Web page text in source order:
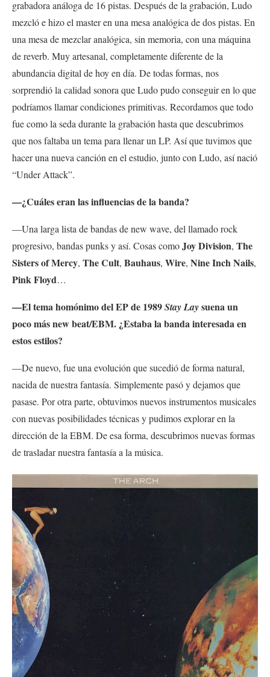
grabadora análoga de 16 pistas. Después de la grabación, Ludo
mezcló e hizo el master en una mesa analógica de dos pistas. En
una mesa de mezclar analógica, sin memoria, con una máquina
de reverb. Muy artesanal, completamente diferente de la
abundancia digital de hoy en día. De todas formas, nos
sorprendió la calidad sonora que Ludo pudo conseguir en lo que
podríamos llamar condiciones primitivas. Recordamos que todo
fue como la seda durante la grabación hasta que descubrimos
que nos faltaba un tema para llenar un LP. Así que tuvimos que
hacer una nueva canción en el estudio, junto con Ludo, así nació
“Under Attack”.
—¿Cuáles eran las influencias de la banda?
—Una larga lista de bandas de new wave, del llamado rock
progresivo, bandas punks y así. Cosas comoJoy Division, The
Sisters of Mercy, The Cult, Bauhaus, Wire, Nine Inch Nails,
Pink Floyd…
—El tema homónimo del EP de 1989Stay Laysuena un
poco más new beat/EBM. ¿Estaba la banda interesada en
estos estilos?
—De nuevo, fue una evolución que sucedió de forma natural,
nacida de nuestra fantasía. Simplemente pasó y dejamos que
pasase. Por otra parte, obtuvimos nuevos instrumentos musicales
con nuevas posibilidades técnicas y pudimos explorar en la
dirección de la EBM. De esa forma, descubrimos nuevas formas
de trasladar nuestra fantasía a la música.